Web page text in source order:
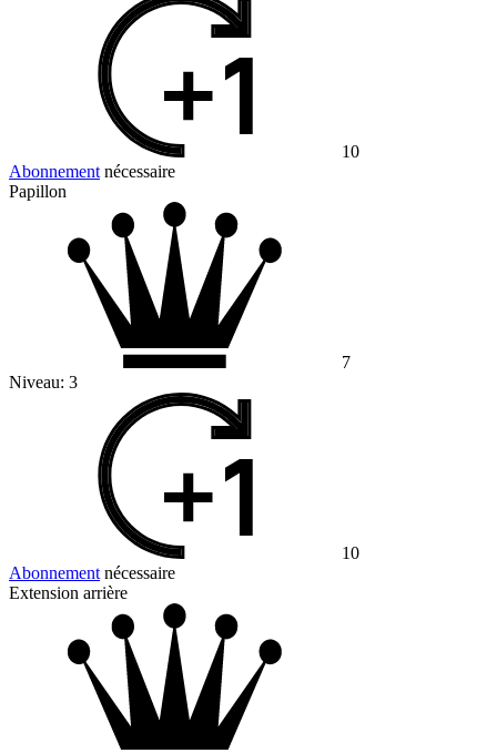
10
Abonnement nécessaire
Papillon
7
Niveau: 3
10
Abonnement nécessaire
Extension arrière